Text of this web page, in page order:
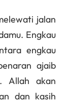
jalan
Engkau
engkau
ajaib
Allah akan
dan kasih